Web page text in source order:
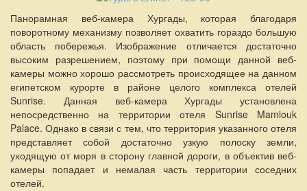
Панорамная веб-камера Хургады, которая благодаря
поворотному механизму позволяет охватить гораздо большую
область побережья. Изображение отличается достаточно
высоким разрешением, поэтому при помощи данной веб-
камеры можно хорошо рассмотреть происходящее на данном
египетском курорте в районе целого комплекса отелей
Sunrise. Данная веб-камера Хургады установлена
непосредственно на территории отеля Sunrise Mamlouk
Palace. Однако в связи с тем, что территория указанного отеля
представляет собой достаточно узкую полоску земли,
уходящую от моря в сторону главной дороги, в объектив веб-
камеры попадает и немалая часть территории соседних
отелей.